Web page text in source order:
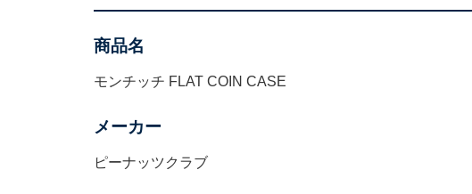
商品名
モンチッチ FLAT COIN CASE
メーカー
ピーナッツクラブ